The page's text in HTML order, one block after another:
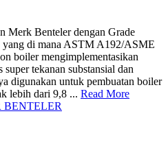
Merk Benteler dengan Grade
yang di mana ASTM A192/ASME
boiler mengimplementasikan
tekanan substansial dan
digunakan untuk pembuatan boiler
lebih dari 9,8 ... Read More